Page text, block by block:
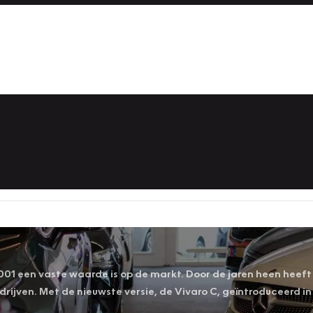
een vaste waarde is op de markt. Door de jaren heen
Met de nieuwste versie, de Vivaro C, geïntroduceerd